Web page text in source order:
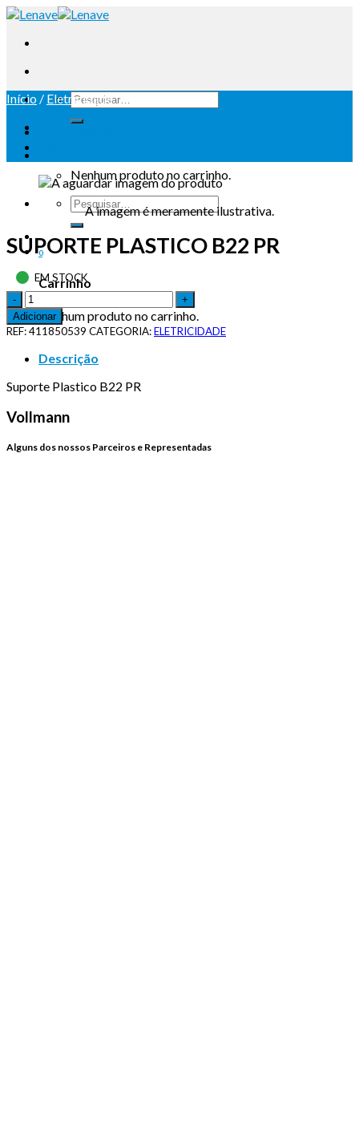
Nenhum produto no carrinho.
0
Carrinho
Nenhum produto no carrinho.
Início / Eletricidade
A imagem é meramente ilustrativa.
SUPORTE PLASTICO B22 PR
EM STOCK
Adicionar
REF:411850539 CATEGORIA:ELETRICIDADE
Descrição
Suporte Plastico B22 PR
Vollmann
Alguns dos nossos Parceiros e Representadas